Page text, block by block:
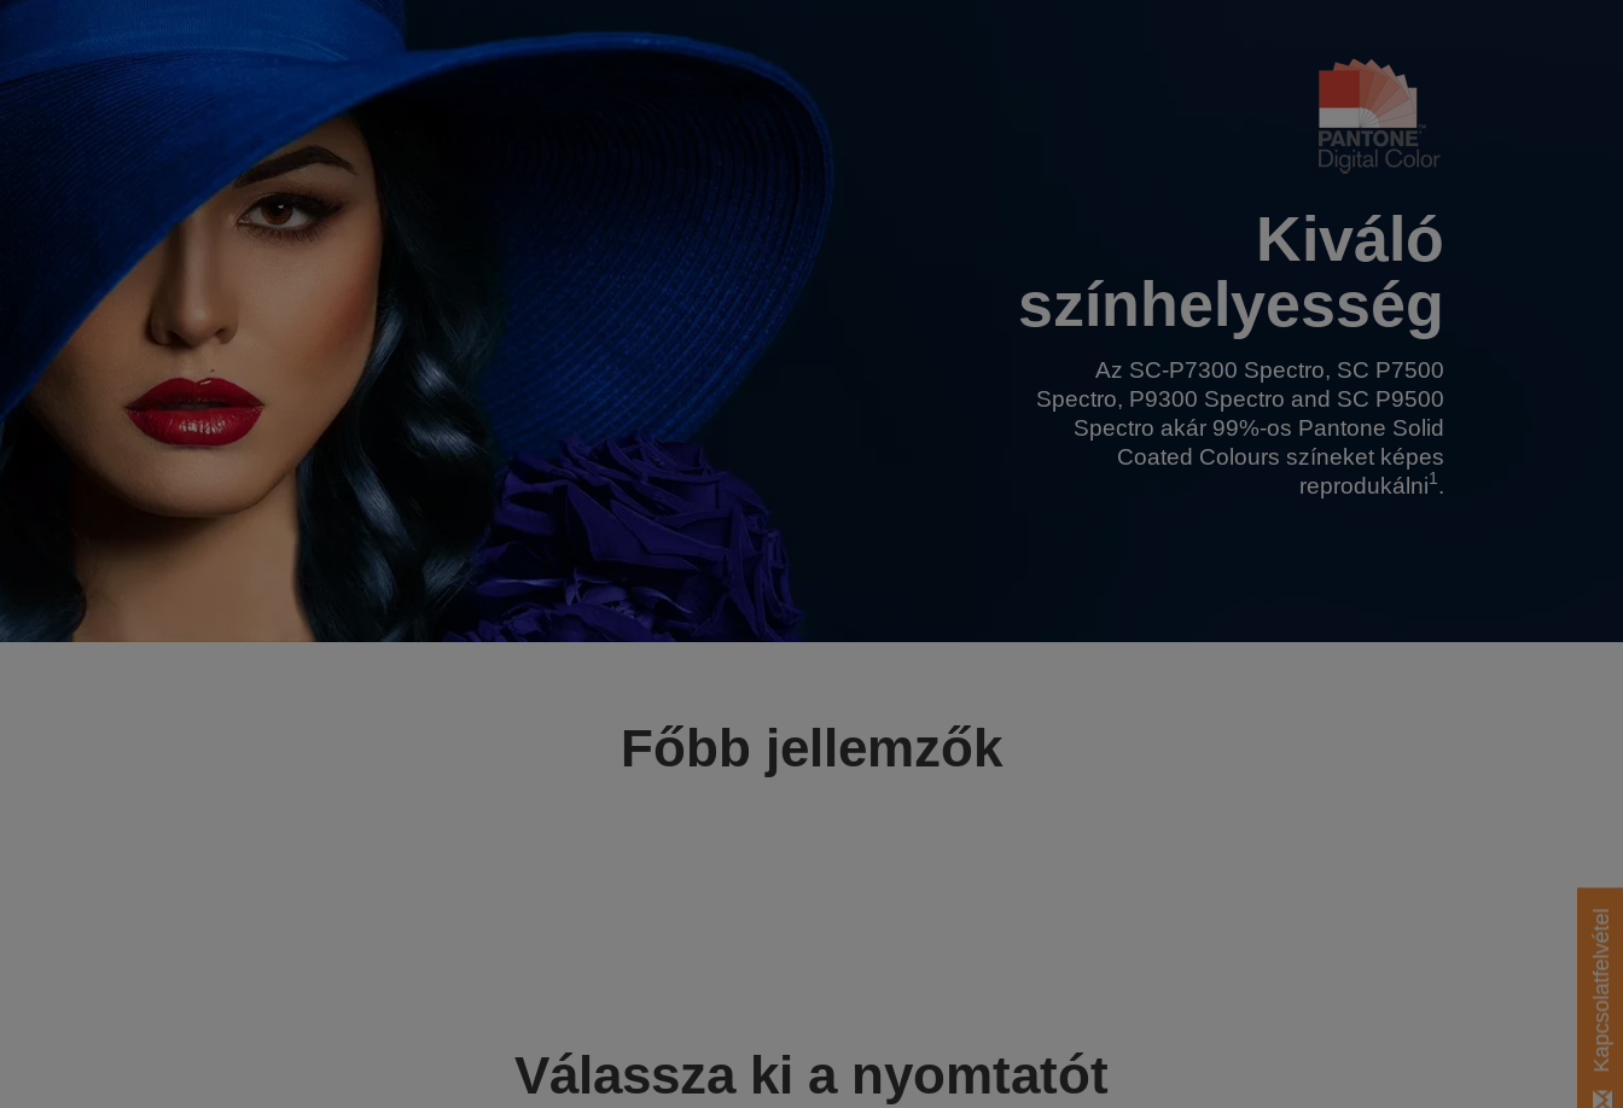
Kiváló
színhelyesség
Az SC-P7300 Spectro, SC P7500
Spectro, P9300 Spectro and SC P9500
Spectro akár 99%-os Pantone Solid
Coated Colours színeket képes
reprodukálni1.
Főbb jellemzők
Válassza ki a nyomtatót Kapcsolatfelvétel